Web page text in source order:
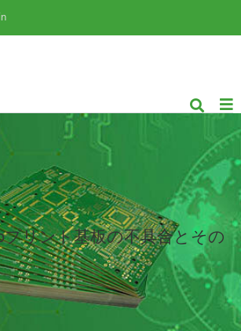
プリント基板の不具合とその